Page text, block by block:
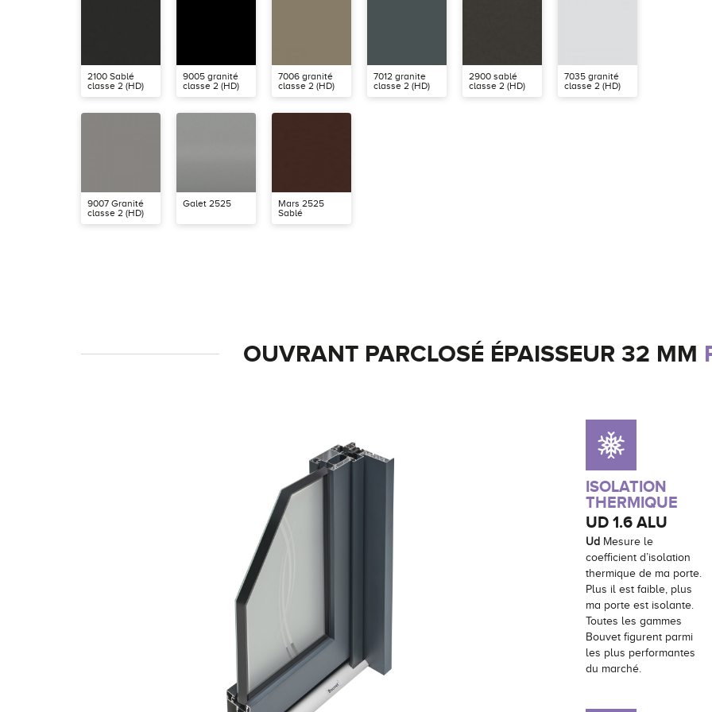
2100 Sablé
classe 2 (HD)
9005 granité
classe 2 (HD)
7006 granité
classe 2 (HD)
7012 granite
classe 2 (HD)
2900 sablé
classe 2 (HD)
7035 granité
classe 2 (HD)
9007 Granité
classe 2 (HD)
Galet 2525
Mars 2525
Sablé
OUVRANT PARCLOSÉ ÉPAISSEUR 32 MM
ISOLATION
THERMIQUE
UD1.6 ALU
Ud Mesure le
coefficient d’isolation
thermique de ma porte.
Plus il est faible, plus
ma porte est isolante.
Toutes les gammes
Bouvet figurent parmi
les plus performantes
du marché.